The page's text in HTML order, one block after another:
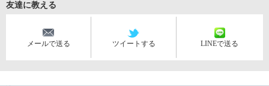
友達に教える
メールで送る ツイートする LINEで送る